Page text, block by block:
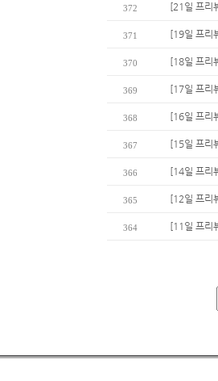
372 [21일 프리
371 [19일 프리
370 [18일 프리
369 [17일 프리
368 [16일 프리
367 [15일 프리
366 [14일 프리
365 [12일 프리
364 [11일 프리